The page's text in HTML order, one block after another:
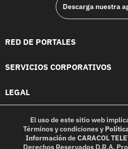
Descarga nuestra
RED DE PORTALES
SERVICIOS CORPORATIVOS
LEGAL
El uso de este sitio web
Términos y condicionesy
InformacióndeCARACOL
Derechos Reservados D.R.A.